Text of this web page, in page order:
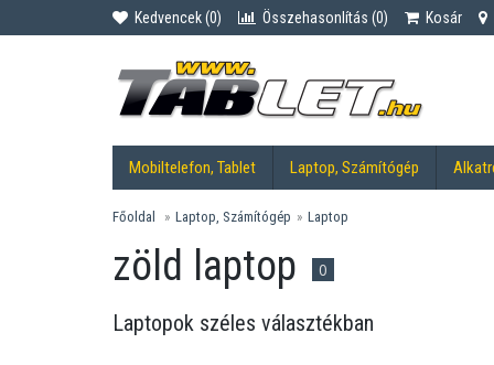
Kedvencek (0) Összehasonlítás (0) Kosár
Mobiltelefon, Tablet Laptop, Számítógép
Főoldal Laptop, Számítógép Laptop
zöld laptop 0
Laptopok széles választékban